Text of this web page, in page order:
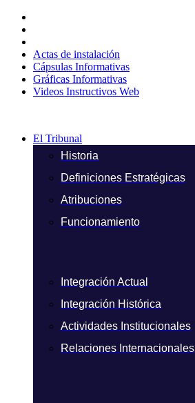
contenido
Actas de instalación
Cápsulas Informativas
Gráficas Informativas
Videos Instructivos Web
El Tribunal
Historia
Definiciones Estratégicas
Atribuciones
Funcionamiento
Integración Actual
Integración Histórica
Actividades Institucionales
Relaciones Internacionales